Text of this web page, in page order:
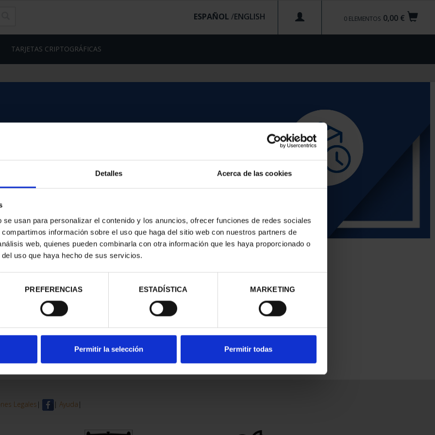
Detalles Acerca de las cookies
usan para personalizar el contenido y los anuncios, ofrecer funciones de redes sociales
información sobre el uso que haga del sitio web con nuestros partners de
web, quienes pueden combinarla con otra información que les haya proporcionado o
uso que haya hecho de sus servicios.
PREFERENCIAS ESTADÍSTICA MARKETING
Permitir la selección Permitir todas
0,00 €
0 ELEMENTOS
ESPAÑOL /
TARJETAS CRIPTOGRÁFICAS
Legales | | Ayuda |